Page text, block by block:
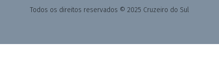
Todos os direitos reservados © 2025 Cruzeiro do Sul